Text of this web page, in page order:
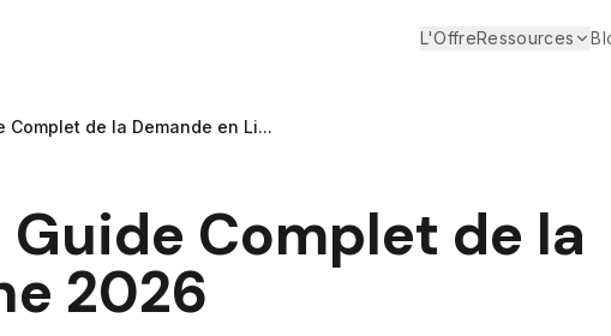
L'OffreRessources
Complet de la Demande en Li...
Complet de la
2026